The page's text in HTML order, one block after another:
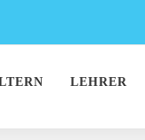
LEHRER